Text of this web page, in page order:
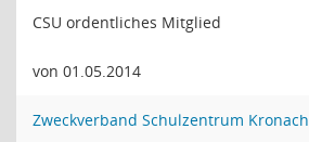
CSU ordentliches Mitglied
von 01.05.2014
Zweckverband Schulzentrum Kronach